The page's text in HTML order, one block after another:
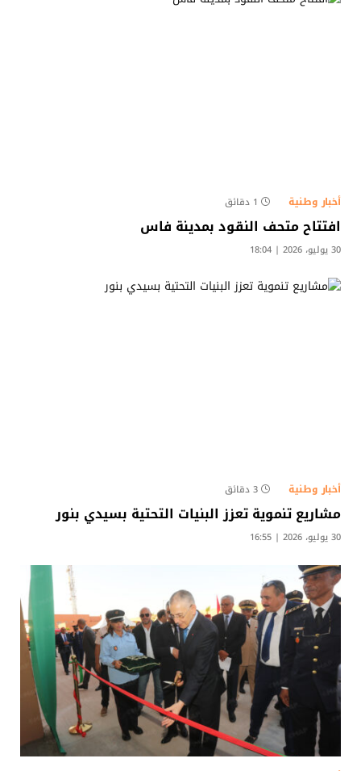
أخبار وطنية 1 دقائق
افتتاح متحف النقود بمدينة فاس
30 يوليو، 2026 | 18:04
أخبار وطنية 3 دقائق
مشاريع تنموية تعزز البنيات التحتية بسيدي بنور
30 يوليو، 2026 | 16:55